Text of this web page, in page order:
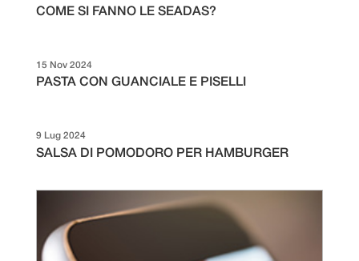
COME SI FANNO LE SEADAS?
PASTA CON GUANCIALE E PISELLI
15 Nov 2024
SALSA DI POMODORO PER HAMBURGER
9 Lug 2024